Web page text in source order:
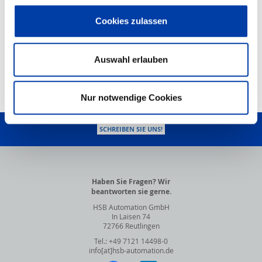
Cookies zulassen
Auswahl erlauben
Nur notwendige Cookies
DOWNLOAD STEP/PDF
PDF-Dokument HSB-Produktkonfigurator
NACH OBEN
SCHREIBEN SIE UNS!
Haben Sie Fragen? Wir
beantworten sie gerne.
HSB Automation GmbH
In Laisen 74
72766 Reutlingen
Tel.: +49 7121 14498-0
info[at]hsb-automation.de